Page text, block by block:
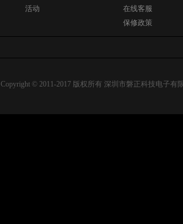
活动
在线客服
保修政策
Copyright © 2011-2017 版权所有 深圳市磐正科技电子有